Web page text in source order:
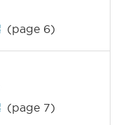
(page 6)
(page 7)